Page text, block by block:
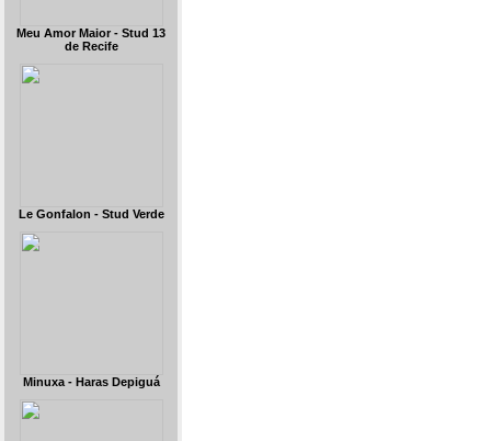
Meu Amor Maior - Stud 13
de Recife
Le Gonfalon - Stud Verde
Minuxa - Haras Depiguá